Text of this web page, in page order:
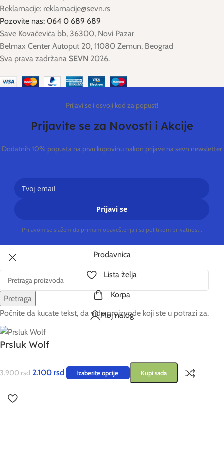
Reklamacije: reklamacije@sevn.rs
Pozovite nas: 064 0 689 689
Save Kovačeviċa bb, 36300, Novi Pazar
Belmax Center Autoput 20, 11080 Zemun, Beograd
Sva prava zadržana SEVN 2026.
Prijavi se i osvoji kod za popust!
Prijavite se za Novosti i Akcije
Dodatnih 10% popusta na prvu kupovinu nakon prijave na sevn newsletter
Prijavi se
Prijavom se slažem da primam obaveštenja i sa politikom privatnosti.
Pretraga
Počnite da kucate tekst, da vide proizvode koji ste u potrazi za.
Prodavnica
Lista želja
Korpa
Moj nalog
Prsluk Wolf
3.900rsd 2.100 rsd Izaberite opcije Kupi sada